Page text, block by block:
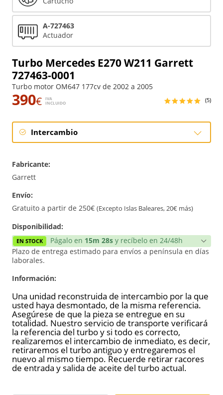
Turbo Mercedes E270 W211 Garrett
727463-0001
Turbo motor OM647 177cv de 2002 a 2005
390€
IVA
INCLUIDO
(5)
Intercambio
Reconstrucción
Fabricante:
Garrett
Envío:
Gratuito a partir de 250€ (Excepto Islas Baleares, 20€ más)
Disponibilidad:
EN STOCK Págalo en 15m 28s y recíbelo en 24/48h
Plazo de entrega estimado para envíos a península en días
laborales.
Información:
Una unidad reconstruida de intercambio por la que
usted haya desmontado, de la misma referencia.
Asegúrese de que la pieza se entregue en su
totalidad. Nuestro servicio de transporte verificará
la referencia del turbo y si todo es correcto,
realizaremos el intercambio de inmediato, es decir,
retiraremos el turbo antiguo y entregaremos el
nuevo al mismo tiempo. Recuerde retirar racores
de entrada y salida de aceite del turbo actual.
A-727463
Actuador